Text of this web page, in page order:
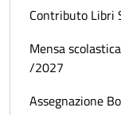
Contributo Libri
Mensa
/2027
Assegnazione